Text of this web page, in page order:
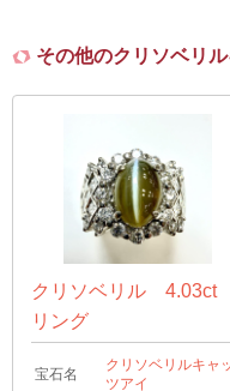
その他のクリソベリ
クリソベリル 4.03ct
リング
宝石名
クリソベリルキャ
ツアイ